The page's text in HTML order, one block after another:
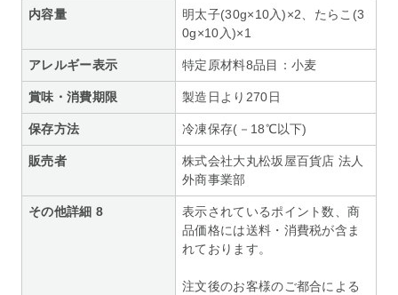
内容量
明太子(30g×10入)×2、たらこ(3
0g×10入)×1
アレルギー表示 特定原材料8品目：小麦
賞味・消費期限 製造日より270日
保存方法 冷凍保存(－18℃以下)
販売者
株式会社大丸松坂屋百貨店 法人
外商事業部
その他詳細 8
表示されているポイント数、商
品価格には送料・消費税が含ま
れております。
注文後のお客様のご都合による